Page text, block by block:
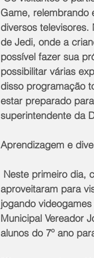
Game, relembrando
diversos
de Jedi, onde a
possível fazer sua
possibilitar várias
disso programação
estar preparado
superintendente da
Aprendizagem e
aproveitaram para
jogando
Municipal Vereador
alunos do 7º ano